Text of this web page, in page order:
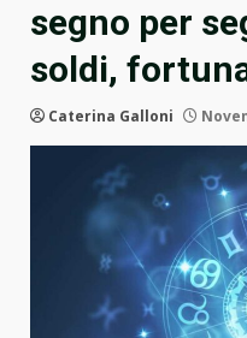
segno per
soldi,
Caterina Galloni